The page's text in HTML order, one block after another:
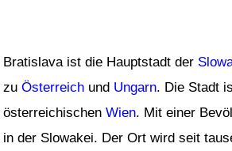
Bratislava ist die Hauptstadt der
zu Österreich und Ungarn. Die Stadt
österreichischen Wien. Mit einer
in der Slowakei. Der Ort wird seit